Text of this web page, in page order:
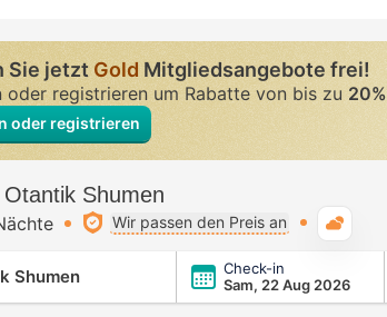
Sie jetztGoldMitgliedsangebote frei!
oder registrieren um Rabatte von bis zu 20%
oder registrieren
Shumen
Wir passen den Preis an
Shumen
Check-in
Sam, 22 Aug 2026